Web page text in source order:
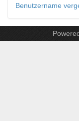
Benutzername